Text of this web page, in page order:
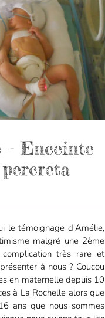
– Enceinte
le témoignage d'Amélie,
malgré une 2ème
très rare et
à nous ? Coucou
en maternelle depuis 10
à La Rochelle alors que
ans que nous sommes